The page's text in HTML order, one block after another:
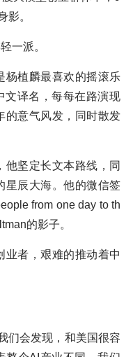
影。
一派。
杨植麟最喜欢的摇滚乐
文译名，每每在路演现
的意气风发，同时散发
坚定长文本路线，同
星辰大海。他的微信签
from one day to th
的影子。
业者，艰难的推动着中
们会发现，和美国很容